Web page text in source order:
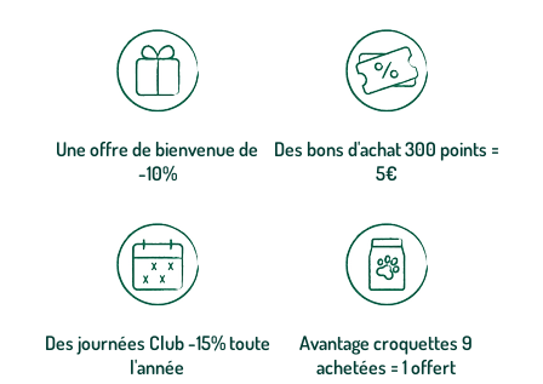
Une offre de bienvenue de
-10%
Des bons d'achat 300 points =
5€
Des journées Club -15% toute
l'année
Avantage croquettes 9
achetées = 1 offert